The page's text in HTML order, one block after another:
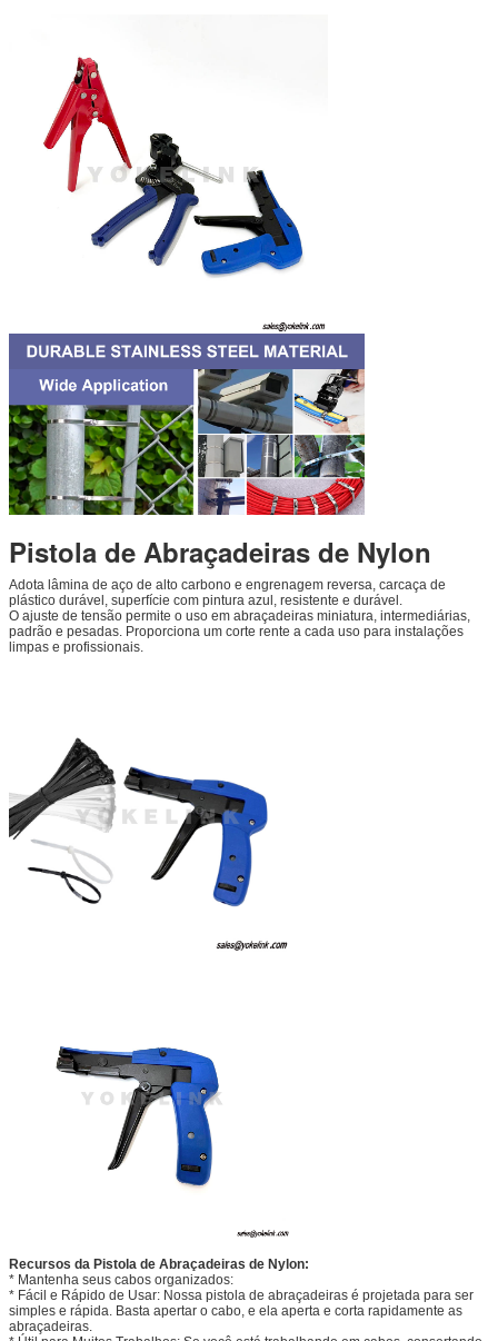
Pistola de Abraçadeiras de Nylon
Adota lâmina de aço de alto carbono e engrenagem reversa, carcaça de
plástico durável, superfície com pintura azul, resistente e durável.
O ajuste de tensão permite o uso em abraçadeiras miniatura, intermediárias,
padrão e pesadas. Proporciona um corte rente a cada uso para instalações
limpas e profissionais.
Recursos da Pistola de Abraçadeiras de Nylon:
* Mantenha seus cabos organizados:
* Fácil e Rápido de Usar: Nossa pistola de abraçadeiras é projetada para ser
simples e rápida. Basta apertar o cabo, e ela aperta e corta rapidamente as
abraçadeiras.